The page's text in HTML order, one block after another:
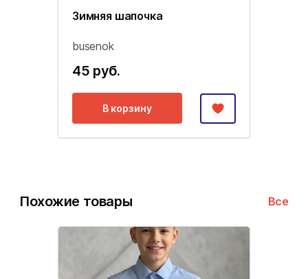
Зимняя шапочка
busenok
45 руб.
В корзину
Похожие товары Все